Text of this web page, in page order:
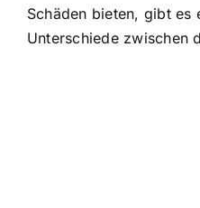
Schäden bieten, gibt es
Unterschiede zwischen